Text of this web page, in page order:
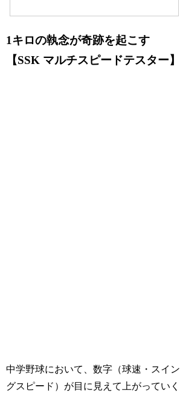
1キロの執念が奇跡を起こす
【SSK マルチスピードテスター】
中学野球において、数字（球速・スイン
グスピード）が目に見えて上がっていく